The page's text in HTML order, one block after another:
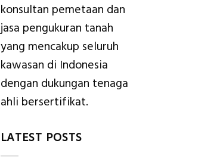
konsultan pemetaan dan
jasa pengukuran tanah
yang mencakup seluruh
kawasan di Indonesia
dengan dukungan tenaga
ahli bersertifikat.
LATEST POSTS